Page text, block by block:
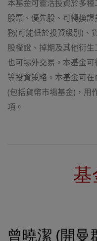
本基金可靈活投資於多
股票、優先股、可轉換
務(可能低於投資級別 ) 、
股權證、掉期及其他衍
也可場外交易。本基金
等投資策略。本基金可
(包括貨幣市場基金) ，用
項。
曾曉潔 (開曼
本網址所載之資料﹐均
此等來源為依據。但東
料的準確性、有效性、
證。東英資管明確地拒
之適當性或承擔任何責
而提供﹐其所包含或表
更﹐恕不預先通知。
有關責任限制的免責聲明
若因本網址出現任何失
為或疏忽﹐導致閣下不
若流覽者通過本網址的
東英資管提供的內容﹐
內容﹐包括但不限於任
及時性﹐概不作出任何